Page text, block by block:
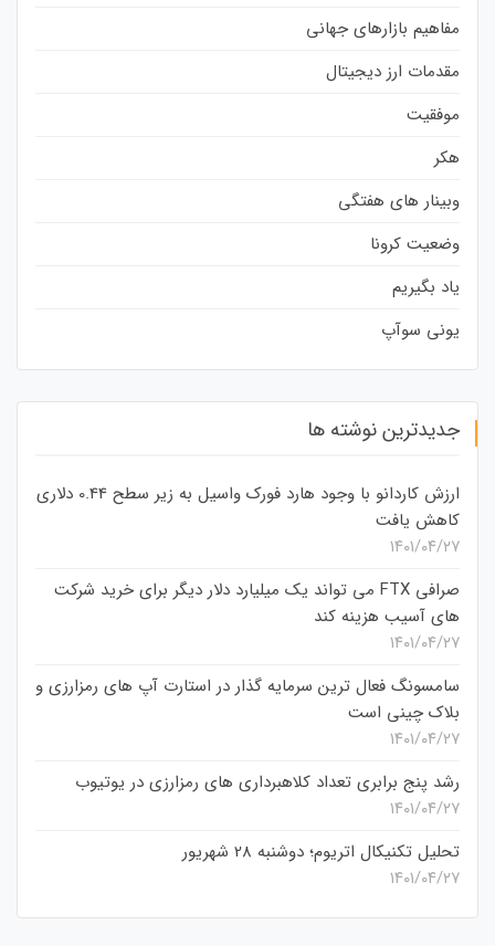
مفاهیم بازارهای جهانی
مقدمات ارز دیجیتال
موفقیت
هکر
وبینار های هفتگی
وضعیت کرونا
یاد بگیریم
یونی سوآپ
جدیدترین نوشته ها
ارزش کاردانو با وجود هارد فورک واسیل به زیر سطح 0.44 دلاری
کاهش یافت
۱۴۰۱/۰۴/۲۷
صرافی FTX می تواند یک میلیارد دلار دیگر برای خرید شرکت
های آسیب هزینه کند
۱۴۰۱/۰۴/۲۷
سامسونگ فعال‌ ترین سرمایه‌ گذار در استارت‌ آپ‌ های رمزارزی و
بلاک چینی است
۱۴۰۱/۰۴/۲۷
رشد پنج برابری تعداد کلاهبرداری های رمزارزی در یوتیوب
۱۴۰۱/۰۴/۲۷
تحلیل تکنیکال اتریوم؛ دوشنبه 28 شهریور
۱۴۰۱/۰۴/۲۷